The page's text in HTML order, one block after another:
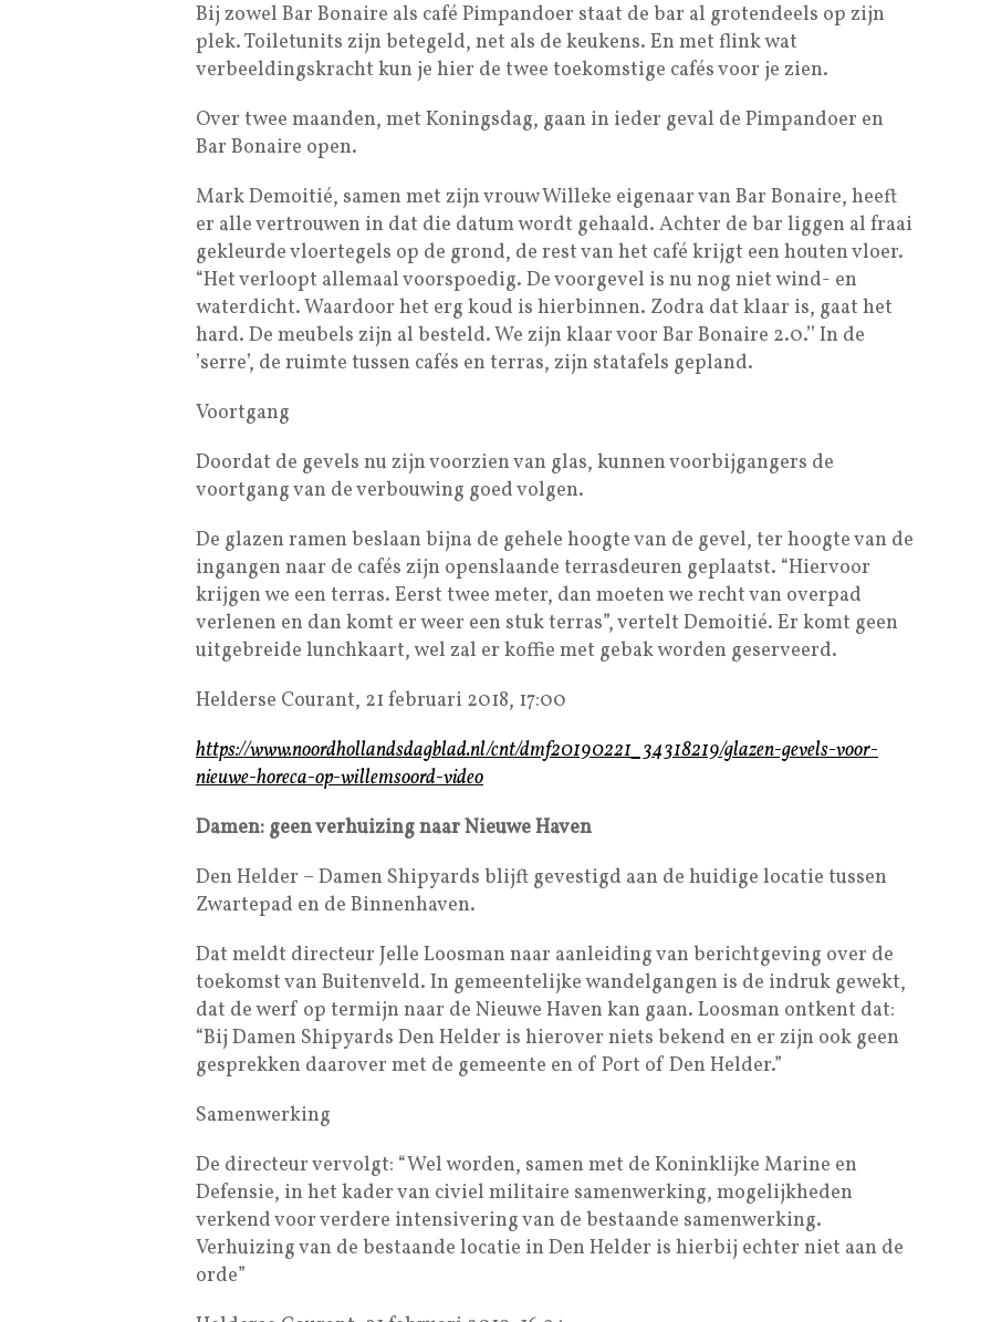
Bij zowel Bar Bonaire als café Pimpandoer staat de bar al grotendeels op zijn
plek. Toiletunits zijn betegeld, net als de keukens. En met flink wat
verbeeldingskracht kun je hier de twee toekomstige cafés voor je zien.
Over twee maanden, met Koningsdag, gaan in ieder geval de Pimpandoer en
Bar Bonaire open.
Mark Demoitié, samen met zijn vrouw Willeke eigenaar van Bar Bonaire, heeft
er alle vertrouwen in dat die datum wordt gehaald. Achter de bar liggen al fraai
gekleurde vloertegels op de grond, de rest van het café krijgt een houten vloer.
“Het verloopt allemaal voorspoedig. De voorgevel is nu nog niet wind- en
waterdicht. Waardoor het erg koud is hierbinnen. Zodra dat klaar is, gaat het
hard. De meubels zijn al besteld. We zijn klaar voor Bar Bonaire 2.0.’’ In de
’serre’, de ruimte tussen cafés en terras, zijn statafels gepland.
Voortgang
Doordat de gevels nu zijn voorzien van glas, kunnen voorbijgangers de
voortgang van de verbouwing goed volgen.
De glazen ramen beslaan bijna de gehele hoogte van de gevel, ter hoogte van de
ingangen naar de cafés zijn openslaande terrasdeuren geplaatst. “Hiervoor
krijgen we een terras. Eerst twee meter, dan moeten we recht van overpad
verlenen en dan komt er weer een stuk terras”, vertelt Demoitié. Er komt geen
uitgebreide lunchkaart, wel zal er koffie met gebak worden geserveerd.
Helderse Courant, 21 februari 2018, 17:00
https://www.noordhollandsdagblad.nl/cnt/dmf20190221_34318219/glazen-gevels-voor-
nieuwe-horeca-op-willemsoord-video
Damen: geen verhuizing naar Nieuwe Haven
Den Helder – Damen Shipyards blijft gevestigd aan de huidige locatie tussen
Zwartepad en de Binnenhaven.
Dat meldt directeur Jelle Loosman naar aanleiding van berichtgeving over de
toekomst van Buitenveld. In gemeentelijke wandelgangen is de indruk gewekt,
dat de werf op termijn naar de Nieuwe Haven kan gaan. Loosman ontkent dat:
“Bij Damen Shipyards Den Helder is hierover niets bekend en er zijn ook geen
gesprekken daarover met de gemeente en of Port of Den Helder.”
Samenwerking
De directeur vervolgt: “Wel worden, samen met de Koninklijke Marine en
Defensie, in het kader van civiel militaire samenwerking, mogelijkheden
verkend voor verdere intensivering van de bestaande samenwerking.
Verhuizing van de bestaande locatie in Den Helder is hierbij echter niet aan de
orde”